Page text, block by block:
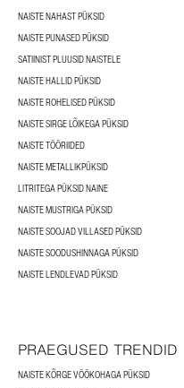
NAISTE NAHAST PÜKSID
NAISTE PUNASED PÜKSID
SATIINIST PLUUSID NAISTELE
NAISTE HALLID PÜKSID
NAISTE ROHELISED PÜKSID
NAISTE SIRGE LÕIKEGA PÜKSID
NAISTE TÖÖRIIDED
NAISTE METALLIKPÜKSID
LITRITEGA PÜKSID NAINE
NAISTE MUSTRIGA PÜKSID
NAISTE SOOJAD VILLASED PÜKSID
NAISTE SOODUSHINNAGA PÜKSID
NAISTE LENDLEVAD PÜKSID
PRAEGUSED TRENDID
NAISTE KÕRGE VÖÖKOHAGA PÜKSID